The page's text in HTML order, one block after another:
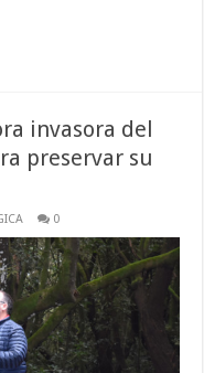
invasora del
preservar su
0